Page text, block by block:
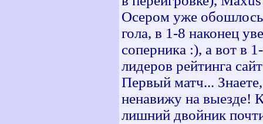
Осером уже обошлось
гола, в 1-8 наконец
соперника :), а вот в
лидеров рейтинга
Первый матч...
ненавижу на выезде!
лишний двойник